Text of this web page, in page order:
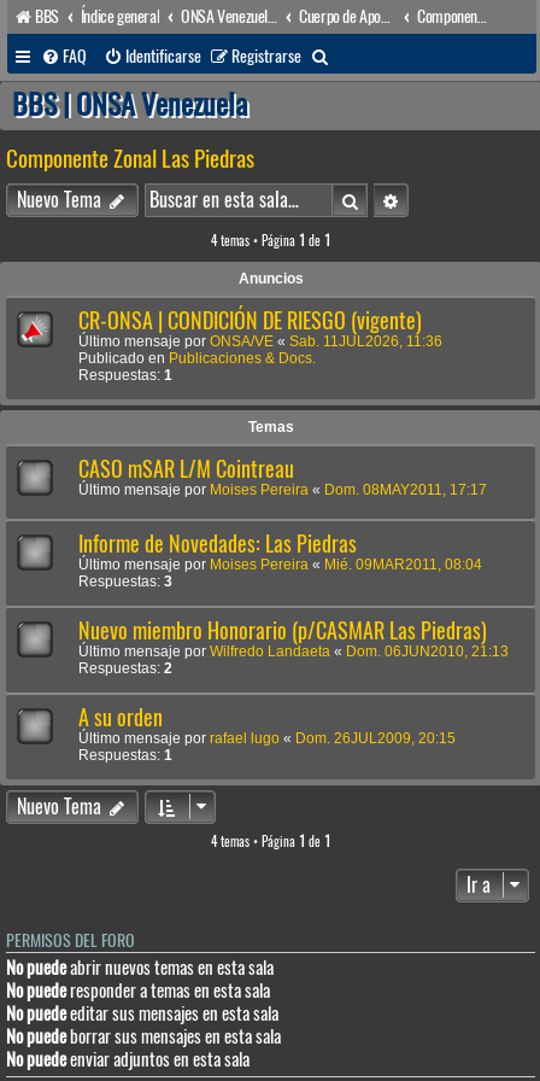
BBS Índice general
FAQ
Identificarse Registrarse
u
a
r
BBS | ONSA Venezuela
Componente Zonal Las Piedras
Nuevo Tema BuscarBúsqueda avanzada
4 temas • Página 1 de 1
Anuncios
CR-ONSA | CONDICIÓN DE RIESGO (vigente)
Último mensaje por ONSA/VE « Sab. 11JUL2026, 11:36
Publicado en Publicaciones & Docs.
Respuestas: 1
Temas
CASO mSAR L/M Cointreau
Último mensaje por Moises Pereira « Dom. 08MAY2011, 17:17
Informe de Novedades: Las Piedras
Último mensaje por Moises Pereira « Mié. 09MAR2011, 08:04
Respuestas: 3
Nuevo miembro Honorario (p/CASMAR Las Piedras)
Último mensaje por Wilfredo Landaeta « Dom. 06JUN2010, 21:13
Respuestas: 2
A su orden
Último mensaje por rafael lugo « Dom. 26JUL2009, 20:15
Respuestas: 1
Nuevo Tema
4 temas • Página 1 de 1
Ir a
PERMISOS DEL FORO
No puedeabrir nuevos temas en esta sala
No puederesponder a temas en esta sala
No puedeeditar sus mensajes en esta sala
No puedeborrar sus mensajes en esta sala
No puedeenviar adjuntos en esta sala